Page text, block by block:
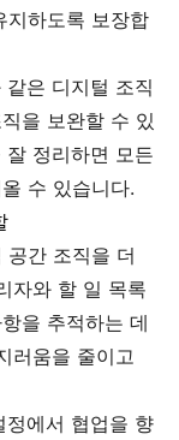
지하도록 보장합
은 디지털 조직
을 보완할 수 있
정리하면 모든
수 있습니다.
공간 조직을 더
자와 할 일 목록
을 추적하는 데
러움을 줄이고
정에서 협업을 향